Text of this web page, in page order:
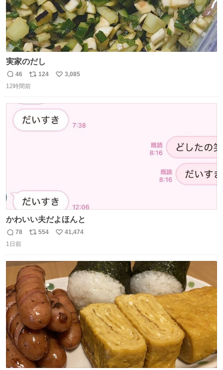
実家のだし
返
信
46
リ
ポ
ト
数
124
い
数
3,085
12時間前
かわいい夫だよほんと
返
信
78
リ
ト
数
554
い
41,474
1日前